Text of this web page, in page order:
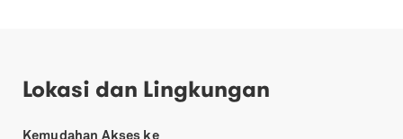
Lokasi dan Lingkungan